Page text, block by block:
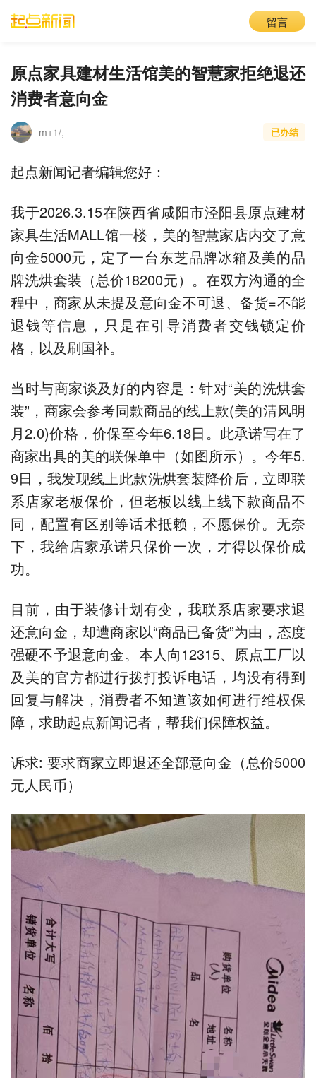
留言
原点家具建材生活馆美的智慧家拒绝退还
消费者意向金
m+1/, 已办结
起点新闻记者编辑您好：
我于2026.3.15在陕西省咸阳市泾阳县原点建材
家具生活MALL馆一楼，美的智慧家店内交了意
向金5000元，定了一台东芝品牌冰箱及美的品
牌洗烘套装（总价18200元）。在双方沟通的全
程中，商家从未提及意向金不可退、备货=不能
退钱等信息，只是在引导消费者交钱锁定价
格，以及刷国补。
当时与商家谈及好的内容是：针对“美的洗烘套
装”，商家会参考同款商品的线上款(美的清风明
月2.0)价格，价保至今年6.18日。此承诺写在了
商家出具的美的联保单中（如图所示）。今年5.
9日，我发现线上此款洗烘套装降价后，立即联
系店家老板保价，但老板以线上线下款商品不
同，配置有区别等话术抵赖，不愿保价。无奈
下，我给店家承诺只保价一次，才得以保价成
功。
目前，由于装修计划有变，我联系店家要求退
还意向金，却遭商家以“商品已备货”为由，态度
强硬不予退意向金。本人向12315、原点工厂以
及美的官方都进行拨打投诉电话，均没有得到
回复与解决，消费者不知道该如何进行维权保
障，求助起点新闻记者，帮我们保障权益。
诉求: 要求商家立即退还全部意向金（总价5000
元人民币）